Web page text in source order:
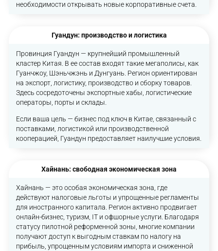
необходимости открывать новые корпоративные счета.
Гуандун: производство и логистика
Провинция Гуандун — крупнейший промышленный
кластер Китая. В ее состав входят такие мегаполисы, как
Гуанчжоу, Шэньчжэнь и Дунгуань. Регион ориентирован
на экспорт, логистику, производство и сборку товаров.
Здесь сосредоточены экспортные хабы, логистические
операторы, порты и склады.
Если ваша цель — бизнес под ключ в Китае, связанный с
поставками, логистикой или производственной
кооперацией, Гуандун предоставляет наилучшие условия.
Хайнань: свободная экономическая зона
Хайнань — это особая экономическая зона, где
действуют налоговые льготы и упрощенные регламенты
для иностранного капитала. Регион активно продвигает
онлайн-бизнес, туризм, IT и офшорные услуги. Благодаря
статусу пилотной реформенной зоны, многие компании
получают доступ к выгодным ставкам по налогу на
прибыль, упрощенным условиям импорта и сниженной